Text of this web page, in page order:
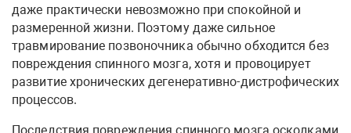
даже практически невозможно при спокойной и
размеренной жизни. Поэтому даже сильное
травмирование позвоночника обычно обходится без
повреждения спинного мозга, хотя и провоцирует
развитие хронических дегенеративно-дистрофических
процессов.